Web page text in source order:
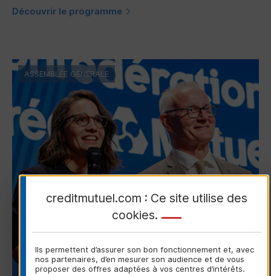
Découvrir le programme
ASSEMBLÉE GÉNÉRALE
creditmutuel.com : Ce site utilise des
cookies.
Ils permettent d’assurer son bon fonctionnement et, avec
nos partenaires, d’en mesurer son audience et de vous
proposer des offres adaptées à vos centres d’intérêts.